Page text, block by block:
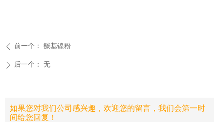
ꄲ 后一个： 无
ꄴ 前一个： 羰基镍粉
如果您对我们公司感兴趣，欢迎您的留言，我们会第一时
间给您回复！